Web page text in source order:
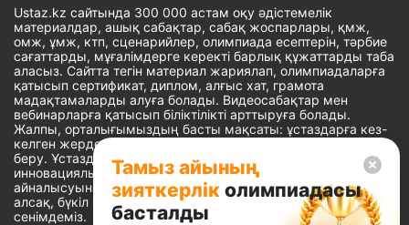
Тамыз айының
зияткерлік олимпиадасы
басталды
Ustaz.kz сайтында 300 000 астам оқу әдістемелік
материалдар, ашық сабақтар, сабақ жоспарлары, қмж,
омж, ұмж, ктп, сценарийлер, олимпиада есептерін, тәрбие
сағаттарды, мұғалімдерге керекті барлық құжаттарды таба
аласыз. Сайтта тегін материал жариялап, олимпиадаларға
қатысып сертификат, диплом, алғыс хат, грамота
мадақтамаларды алуға болады. Видеосабақтар мен
вебинарларға қатысып біліктілікті арттыруға болады.
Жалпы, орталығымыздың басты мақсаты: ұстаздарға кез-
келген жерде, кез-келген уақытта білім алуына мүмкіндік
беру. Ұстаздардың барлық өзекті мәселелеріне
инновациялық шешім тауып, шығармашылық жұмыспен
айналысуына уақыт сыйлау. «Ұстаздарға сапалы білім бере
алсақ, бүкіл Қазақ еліне білім бере аламыз» - деген
сенімдеміз.